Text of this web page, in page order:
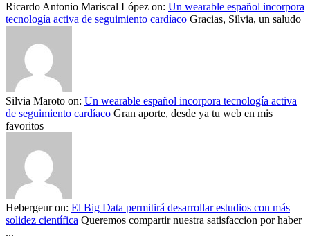
Ricardo Antonio Mariscal López on: Un wearable español incorpora
tecnología activa de seguimiento cardíaco Gracias, Silvia, un saludo
Silvia Maroto on: Un wearable español incorpora tecnología activa
de seguimiento cardíaco Gran aporte, desde ya tu web en mis
favoritos
Hebergeuron: El Big Data permitirá desarrollar estudios con más
solidez científica Queremos compartir nuestra satisfaccion por haber
...